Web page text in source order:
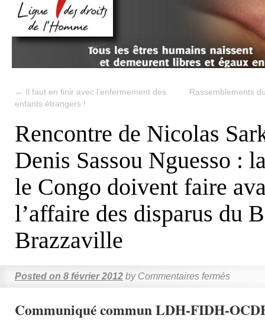
← Il faut en finir avec l’enfermement des
enfants étrangers !
Rassemblements
Rencontre de Nicolas
Denis Sassou Nguesso :
le Congo doivent faire
l’affaire des disparus du
Brazzaville
Posted on 8 février 2012 by Commentaires fermés
Communiqué commun LDH-FIDH-